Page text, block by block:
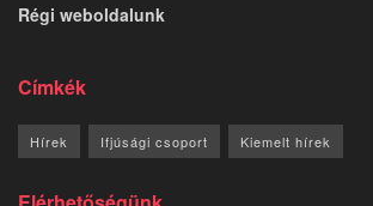
Régi weboldalunk
Címkék
Hírek Ifjúsági csoport Kiemelt hírek